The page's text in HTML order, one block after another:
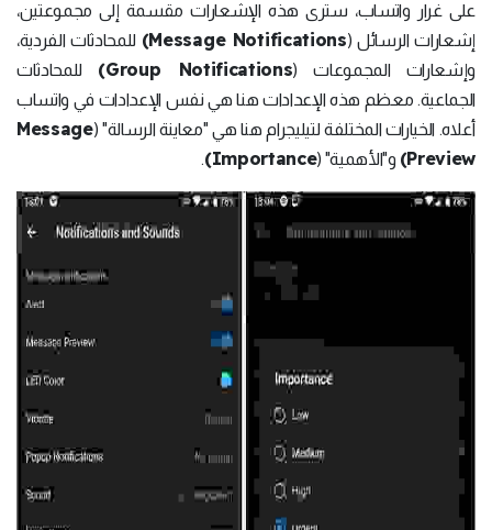
على غرار واتساب، سترى هذه الإشعارات مقسمة إلى مجموعتين،
إشعارات الرسائل (Message Notifications)
للمحادثات الفردية،
وإشعارات المجموعات (Group Notifications)
للمحادثات
الجماعية. معظم هذه الإعدادات هنا هي نفس الإعدادات في واتساب
أعلاه. الخيارات المختلفة لتيليجرام هنا هي "معاينة الرسالة" (Message
Preview)
و"الأهمية" (Importance)
.